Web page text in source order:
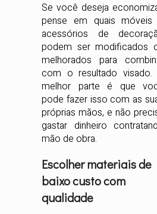
Se você deseja
pense em quais
acessórios de
podem ser modificados
melhorados para
com o resultado visado.
melhor parte é que
pode fazer isso com as
próprias mãos, e não
gastar dinheiro
mão de obra.
Escolher materiais de
baixo custo com
qualidade